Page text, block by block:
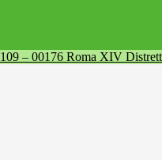
– 00176 Roma XIV